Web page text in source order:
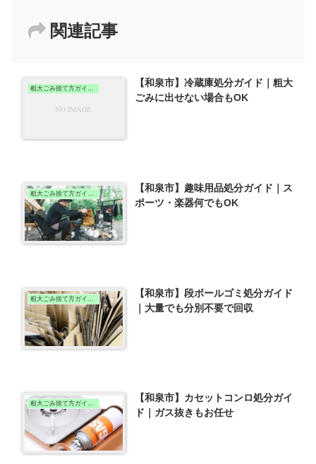
関連記事
粗大ごみ捨て方ガイド（和泉版）
【和泉市】冷蔵庫処分ガイド｜粗大
ごみに出せない場合もOK
粗大ごみ捨て方ガイド（和泉版）
【和泉市】趣味用品処分ガイド｜ス
ポーツ・楽器何でもOK
粗大ごみ捨て方ガイド（和泉版）
【和泉市】段ボールゴミ処分ガイド
｜大量でも分別不要で回収
粗大ごみ捨て方ガイド（和泉版）
【和泉市】カセットコンロ処分ガイ
ド｜ガス抜きもお任せ